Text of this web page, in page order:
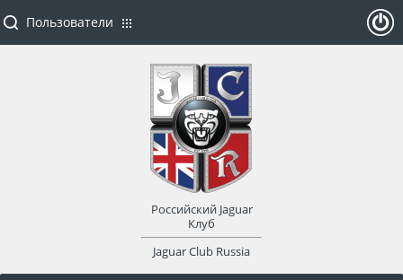
Пользователи
Российский Jaguar
Клуб
Jaguar Club Russia